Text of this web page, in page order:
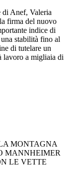
di Anef, Valeria
firma del nuovo
indice di
stabilità fino al
di tutelare un
lavoro a migliaia di
MONTAGNA
MANNHEIMER
LE VETTE